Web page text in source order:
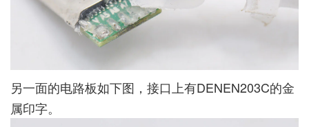
另一面的电路板如下图，接口上有DENEN203C的金
属印字。